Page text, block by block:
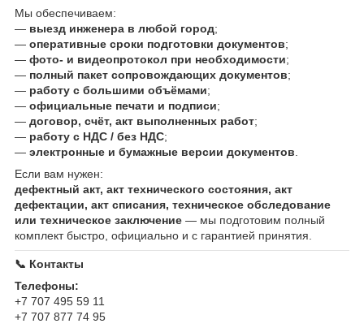
Мы обеспечиваем:
— выезд инженера в любой город;
— оперативные сроки подготовки документов;
— фото- и видеопротокол при необходимости;
— полный пакет сопровождающих документов;
— работу с большими объёмами;
— официальные печати и подписи;
— договор, счёт, акт выполненных работ;
— работу с НДС / без НДС;
— электронные и бумажные версии документов
Если вам нужен:
дефектный акт, акт технического состояния, акт
дефектации, акт списания, техническое обследование
или техническое заключение — мы подготовим полный
комплект быстро, официально и с гарантией принятия.
📞 Контакты
Телефоны:
+7 707 495 59 11
+7 707 877 74 95